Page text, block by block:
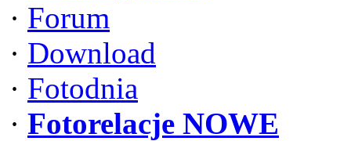
· Forum
· Download
· Fotodnia
· Fotorelacje NOWE